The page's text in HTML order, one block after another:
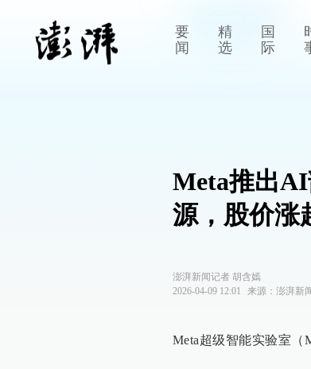
要
闻
精
选
国
际
Meta推出
源，股价涨
澎湃新闻记者 胡含嫣
2026-04-09 12:01
来源： 澎湃新
Meta超级智能实验室（